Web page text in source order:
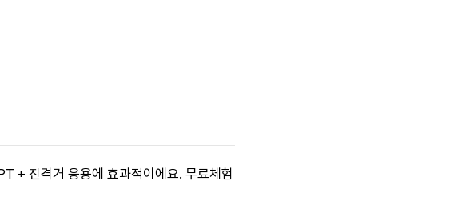
+ 진격거 응용에 효과적이에요. 무료체험